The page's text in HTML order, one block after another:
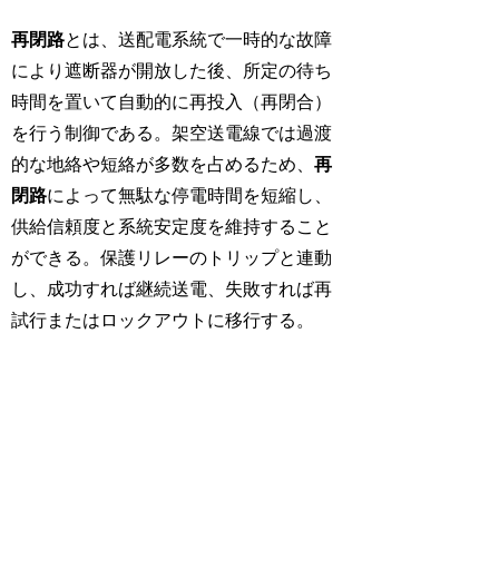
再閉路とは、送配電系統で一時的な故障
により遮断器が開放した後、所定の待ち
時間を置いて自動的に再投入（再閉合）
を行う制御である。架空送電線では過渡
的な地絡や短絡が多数を占めるため、再
閉路によって無駄な停電時間を短縮し、
供給信頼度と系統安定度を維持すること
ができる。保護リレーのトリップと連動
し、成功すれば継続送電、失敗すれば再
試行またはロックアウトに移行する。